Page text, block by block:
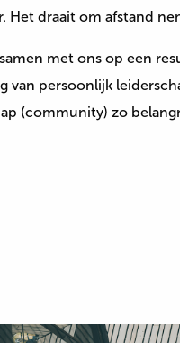
Het draait om afstand
met ons op een
van persoonlijk
(community) zo